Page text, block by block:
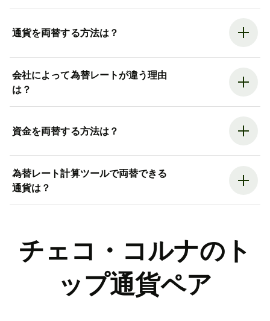
通貨を両替する方法は？
会社によって為替レートが違う理由
は？
資金を両替する方法は？
為替レート計算ツールで両替できる
通貨は？
チェコ・コルナのト
ップ通貨ペア